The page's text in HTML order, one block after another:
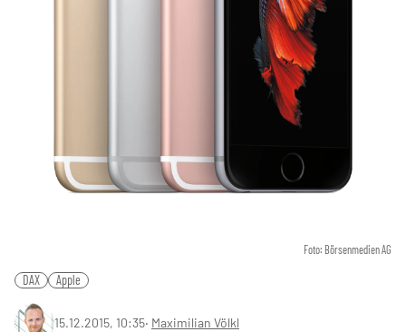
Foto: Börsenmedien AG
DAX Apple
15.12.2015, 10:35‧ Maximilian Völkl